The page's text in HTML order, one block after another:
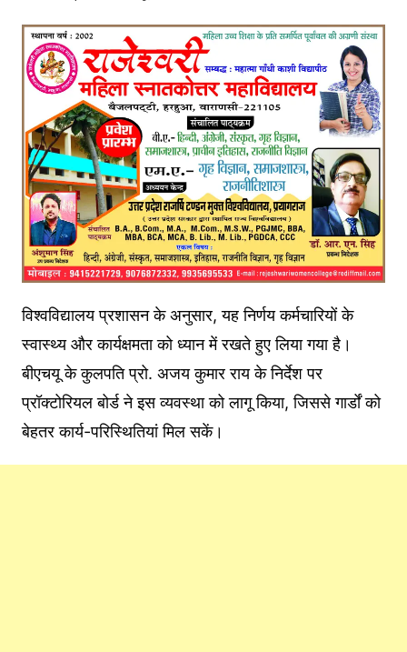
विश्वविद्यालय प्रशासन के अनुसार, यह निर्णय कर्मचारियों के
स्वास्थ्य और कार्यक्षमता को ध्यान में रखते हुए लिया गया है।
बीएचयू के कुलपति प्रो. अजय कुमार राय के निर्देश पर
प्रॉक्टोरियल बोर्ड ने इस व्यवस्था को लागू किया, जिससे गार्डों को
बेहतर कार्य-परिस्थितियां मिल सकें।